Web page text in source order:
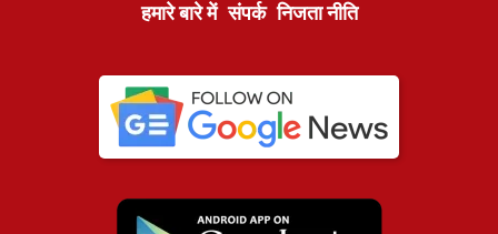
हमारे बारे में संपर्क निजता नीति